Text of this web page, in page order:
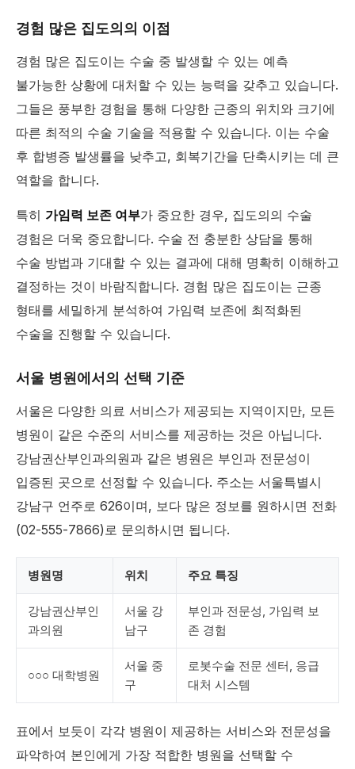
경험 많은 집도의의 이점
경험 많은 집도이는 수술 중 발생할 수 있는 예측
불가능한 상황에 대처할 수 있는 능력을 갖추고 있습니다.
그들은 풍부한 경험을 통해 다양한 근종의 위치와 크기에
따른 최적의 수술 기술을 적용할 수 있습니다. 이는 수술
후 합병증 발생률을 낮추고, 회복기간을 단축시키는 데 큰
역할을 합니다.
특히 가임력 보존 여부가 중요한 경우, 집도의의 수술
경험은 더욱 중요합니다. 수술 전 충분한 상담을 통해
수술 방법과 기대할 수 있는 결과에 대해 명확히 이해하고
결정하는 것이 바람직합니다. 경험 많은 집도이는 근종
형태를 세밀하게 분석하여 가임력 보존에 최적화된
수술을 진행할 수 있습니다.
서울 병원에서의 선택 기준
서울은 다양한 의료 서비스가 제공되는 지역이지만, 모든
병원이 같은 수준의 서비스를 제공하는 것은 아닙니다.
강남권산부인과의원과 같은 병원은 부인과 전문성이
입증된 곳으로 선정할 수 있습니다. 주소는 서울특별시
강남구 언주로 626이며, 보다 많은 정보를 원하시면 전화
(02-555-7866)로 문의하시면 됩니다.
병원명 위치 주요 특징
강남권산부인
과의원
서울 강
남구
부인과 전문성, 가임력 보
존 경험
○○○ 대학병원
서울 중
구
로봇수술 전문 센터, 응급
대처 시스템
표에서 보듯이 각각 병원이 제공하는 서비스와 전문성을
파악하여 본인에게 가장 적합한 병원을 선택할 수